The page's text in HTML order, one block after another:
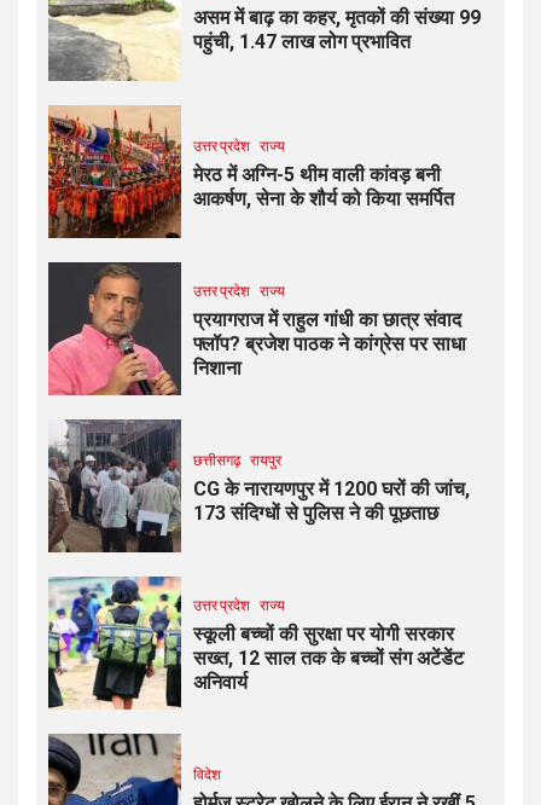
असम में बाढ़ का कहर, मृतकों की संख्या 99
पहुंची, 1.47 लाख लोग प्रभावित
उत्तर प्रदेश राज्य
मेरठ में अग्नि-5 थीम वाली कांवड़ बनी
आकर्षण, सेना के शौर्य को किया समर्पित
उत्तर प्रदेश राज्य
प्रयागराज में राहुल गांधी का छात्र संवाद
फ्लॉप? ब्रजेश पाठक ने कांग्रेस पर साधा
निशाना
छत्तीसगढ़ रायपुर
CG के नारायणपुर में 1200 घरों की जांच,
173 संदिग्धों से पुलिस ने की पूछताछ
उत्तर प्रदेश राज्य
स्कूली बच्चों की सुरक्षा पर योगी सरकार
सख्त, 12 साल तक के बच्चों संग अटेंडेंट
अनिवार्य
विदेश